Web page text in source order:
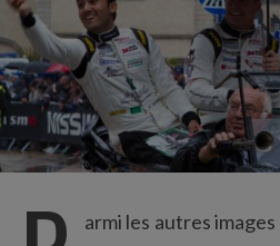
armi les autres images